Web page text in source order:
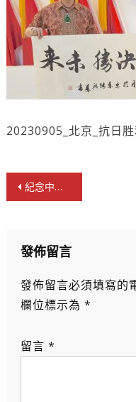
20230905_北京_抗日
文
章
覽
紀念中國人民抗日戰爭暨世界反法西斯戰爭勝利78週年交流晚會在京舉行
發佈留言
發佈留言必須填寫的
欄位標示為 *
留言 *